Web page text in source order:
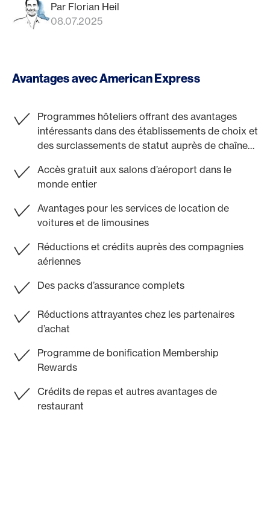
Par Florian Heil
08.07.2025
Avantages avec American Express
Programmes hôteliers offrant des avantages
intéressants dans des établissements de choix et
des surclassements de statut auprès de chaînes
Accès gratuit aux salons d’aéroport dans le
monde entier
Avantages pour les services de location de
voitures et de limousines
Réductions et crédits auprès des compagnies
aériennes
Des packs d’assurance complets
Réductions attrayantes chez les partenaires
d’achat
Programme de bonification Membership
Rewards
Crédits de repas et autres avantages de
restaurant